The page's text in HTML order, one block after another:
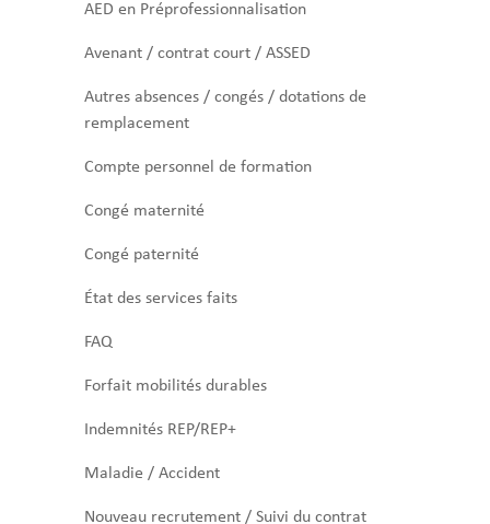
AED en Préprofessionnalisation
Avenant / contrat court / ASSED
Autres absences / congés / dotations de
remplacement
Compte personnel de formation
Congé maternité
Congé paternité
État des services faits
FAQ
Forfait mobilités durables
Indemnités REP/REP+
Maladie / Accident
Nouveau recrutement / Suivi du contrat